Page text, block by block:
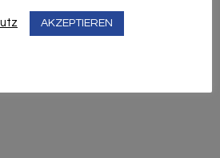
AKZEPTIEREN